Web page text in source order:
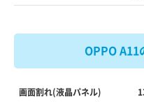
OPPO A11
画面割れ(液晶パネル)